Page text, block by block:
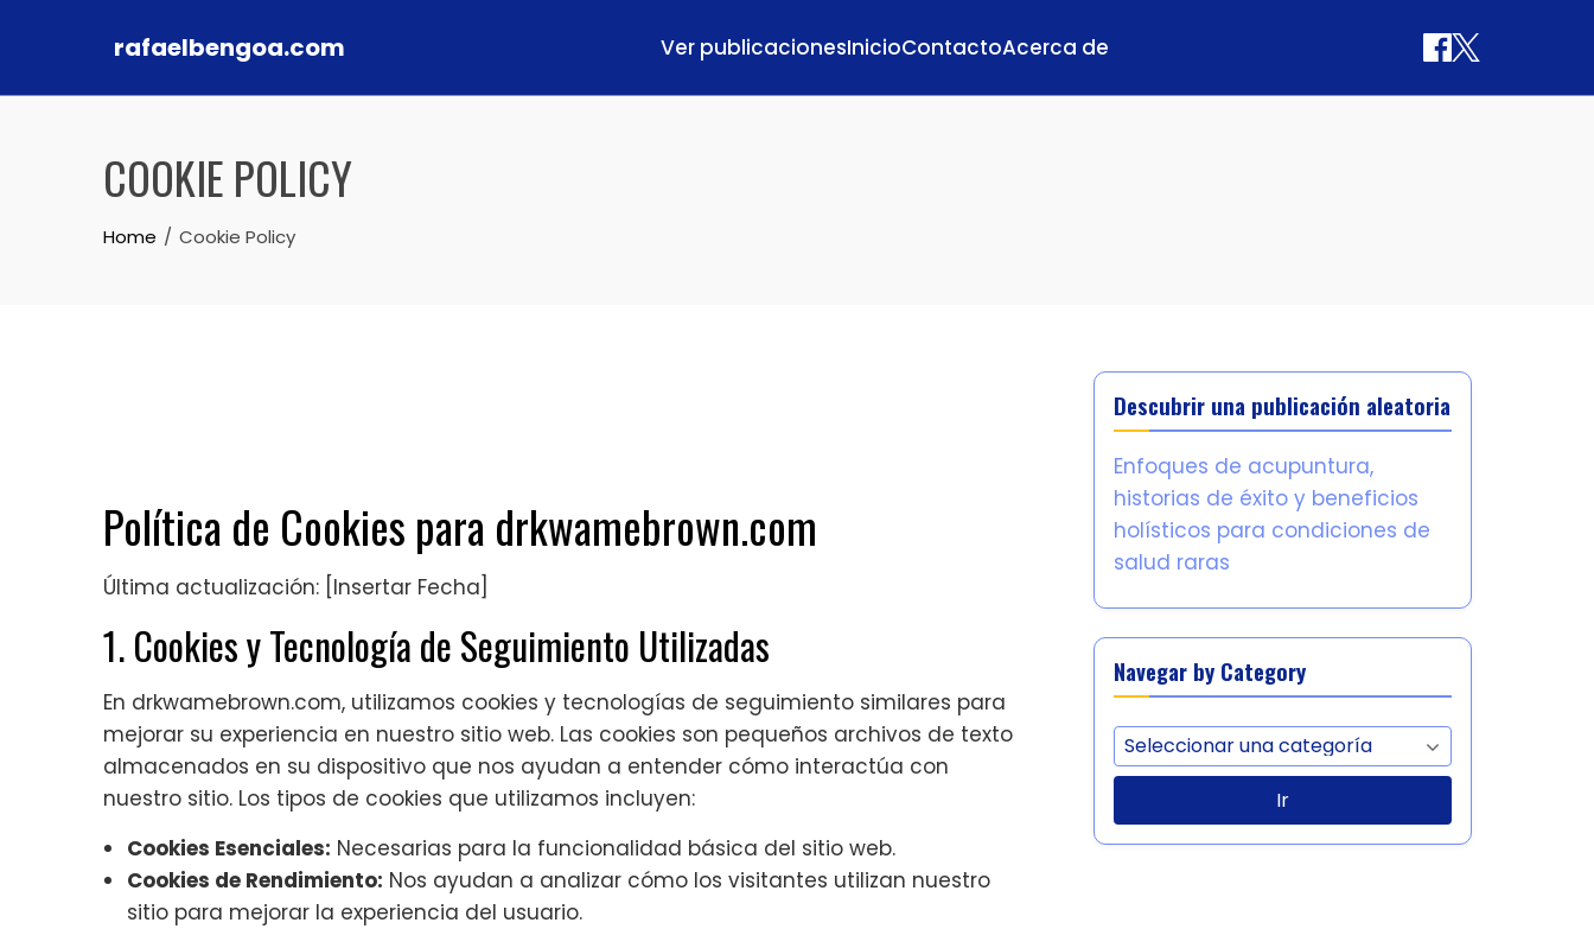
rafaelbengoa.com Ver publicacionesInicioContactoAcerca de
COOKIE POLICY
Home Cookie Policy
Política de Cookies para drkwamebrown.com
Última actualización: [Insertar Fecha]
1. Cookies y Tecnología de Seguimiento Utilizadas
En drkwamebrown.com, utilizamos cookies y tecnologías de seguimiento similares para
mejorar su experiencia en nuestro sitio web. Las cookies son pequeños archivos de texto
almacenados en su dispositivo que nos ayudan a entender cómo interactúa con
nuestro sitio. Los tipos de cookies que utilizamos incluyen:
Cookies Esenciales: Necesarias para la funcionalidad básica del sitio web.
Cookies de Rendimiento: Nos ayudan a analizar cómo los visitantes utilizan nuestro
sitio para mejorar la experiencia del usuario.
Descubrir una publicación aleatoria
Enfoques de acupuntura,
historias de éxito y beneficios
holísticos para condiciones de
salud raras
Navegar by Category
Ir